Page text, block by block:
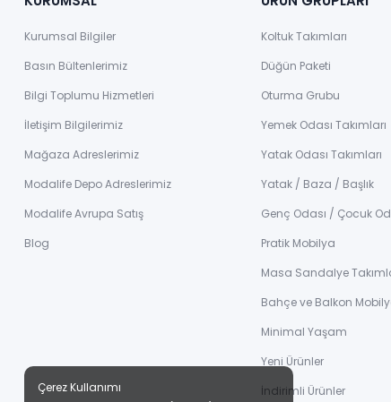
Kurumsal Bilgiler
Basın Bültenlerimiz
Bilgi Toplumu Hizmetleri
İletişim Bilgilerimiz
Mağaza Adreslerimiz
Modalife Depo Adreslerimiz
Modalife Avrupa Satış
Blog
Koltuk Takımları
Düğün Paketi
Oturma Grubu
Yemek Odası Takımları
Yatak Odası Takımları
Yatak / Baza / Başlık
Genç Odası / Çocuk
Pratik Mobilya
Masa Sandalye
Bahçe ve Balkon
Minimal Yaşam
Yeni Ürünler
İndirimli Ürünler
Çerez Kullanımı